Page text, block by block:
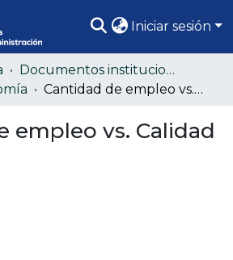
Iniciar sesión
Documentos institucionales
Cantidad de empleo vs. Calidad de empleo
empleo vs. Calidad